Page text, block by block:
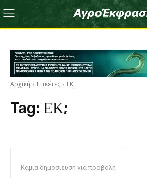
Αρχική Ετικέτες ΕΚ;
Tag: ΕΚ;
Καμία δημοσίευση για προβολή